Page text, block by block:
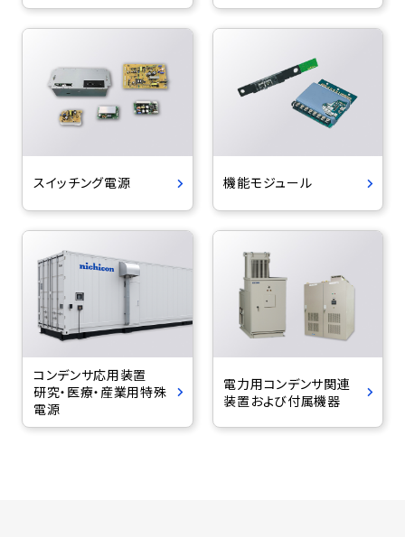
スイッチング電源 機能モジュール
コンデンサ応用装置
研究・医療・産業用特殊
電源
電力用コンデンサ関連
装置および付属機器